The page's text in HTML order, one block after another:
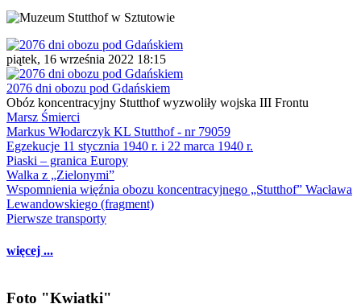
piątek, 16 września 2022 18:15
2076 dni obozu pod Gdańskiem
Obóz koncentracyjny Stutthof wyzwoliły wojska III Frontu
Marsz Śmierci
Markus Włodarczyk KL Stutthof - nr 79059
Egzekucje 11 stycznia 1940 r. i 22 marca 1940 r.
Piaski – granica Europy
Walka z „Zielonymi”
Wspomnienia więźnia obozu koncentracyjnego „Stutthof” Wacława
Lewandowskiego (fragment)
Pierwsze transporty
więcej ...
Foto "Kwiatki"